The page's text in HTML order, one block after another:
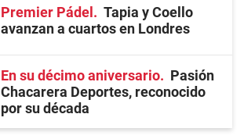
Premier Pádel
Tapia y Coello
avanzan a cuartos en Londres
En su décimo aniversario
Pasión
Chacarera Deportes, reconocido
por su década